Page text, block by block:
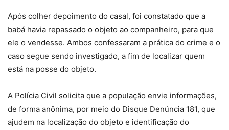
Após colher depoimento do casal, foi constatado que a
babá havia repassado o objeto ao companheiro, para que
ele o vendesse. Ambos confessaram a prática do crime e o
caso segue sendo investigado, a fim de localizar quem
está na posse do objeto.
A Polícia Civil solicita que a população envie informações,
de forma anônima, por meio do Disque Denúncia 181, que
ajudem na localização do objeto e identificação do